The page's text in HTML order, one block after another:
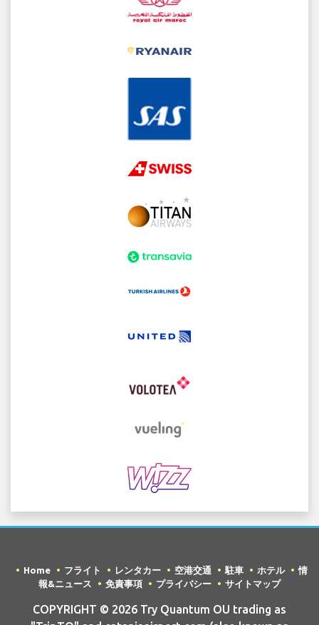
Home フライト レンタカー 空港交通 駐車 ホテル
情
報&ニュース
免責事項 プライバシー サイトマップ
COPYRIGHT © 2026 Try Quantum OU trading as